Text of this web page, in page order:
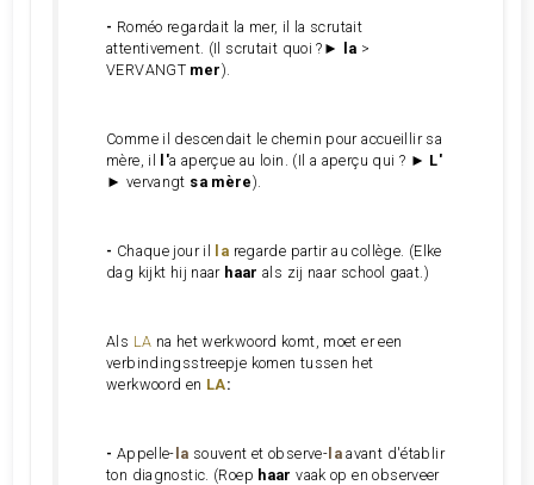
- Roméo regardait la mer, il la scrutait
attentivement. (Il scrutait quoi ?► la >
VERVANGT mer).
Comme il descendait le chemin pour accueillir sa
mère, il
l'a aperçue au loin. (Il a aperçu qui ? ► L'
► vervangt sa mère).
- Chaque jour il la regarde partir au collège. (Elke
dag kijkt hij naar haarals zij naar school gaat.)
Als LA na het werkwoord komt, moet er een
verbindingsstreepje komen tussen het
werkwoord en LA:
- Appelle- la souvent et observe- laavant d'établir
ton diagnostic. (Roep haarvaak op en observeer